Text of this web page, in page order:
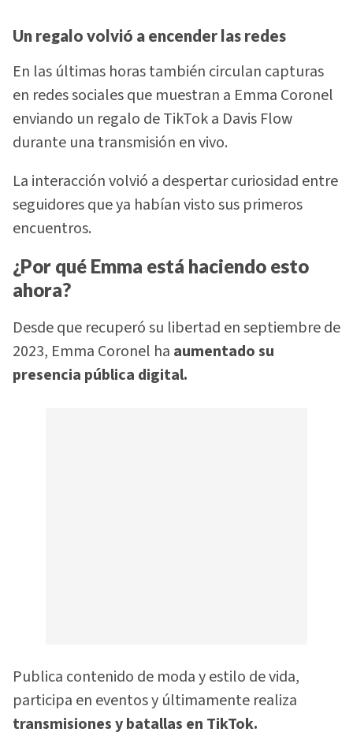
Un regalo volvió a encender las redes
En las últimas horas también circulan capturas
en redes sociales que muestran a Emma Coronel
enviando un regalo de TikTok a Davis Flow
durante una transmisión en vivo.
La interacción volvió a despertar curiosidad entre
seguidores que ya habían visto sus primeros
encuentros.
¿Por qué Emma está haciendo esto
ahora?
Desde que recuperó su libertad en septiembre de
2023, Emma Coronel ha aumentado su
presencia pública digital.
Publica contenido de moda y estilo de vida,
participa en eventos y últimamente realiza
transmisiones y batallas en TikTok.